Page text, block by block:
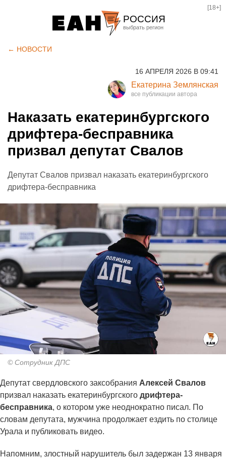
РОССИЯ
Оренбург
[18+]
← НОВОСТИ
16 АПРЕЛЯ 2026 В 09:41
Екатерина Землянская
Наказать екатеринбургского
дрифтера-бесправника
призвал депутат Свалов
Депутат Свалов призвал наказать екатеринбургского
дрифтера-бесправника
© Сотрудник ДПС
Депутат свердловского заксобрания Алексей Свалов
призвал наказать екатеринбургского дрифтера-
бесправника, о котором уже неоднократно писал. По
словам депутата, мужчина продолжает ездить по столице
Урала и публиковать видео.
Напомним, злостный нарушитель был задержан 13 января